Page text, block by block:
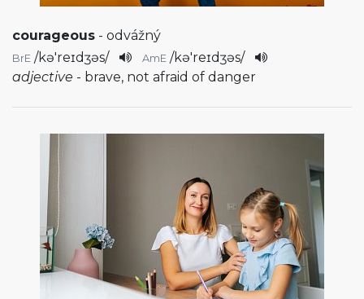
courageous - odvážný
BrE /kə'reɪdʒəs/ AmE /kə'reɪdʒəs/
adjective - brave, not afraid of danger